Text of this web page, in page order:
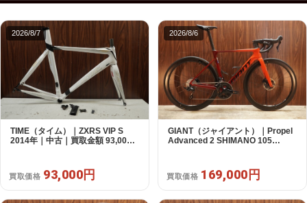
2026/8/7
TIME（タイム）｜ZXRS VIP S
2014年｜中古｜買取金額 93,000
買取価格 93,000円
2026/8/6
GIANT（ジャイアント）｜Propel
Advanced 2 SHIMANO 105
買取価格 169,000円